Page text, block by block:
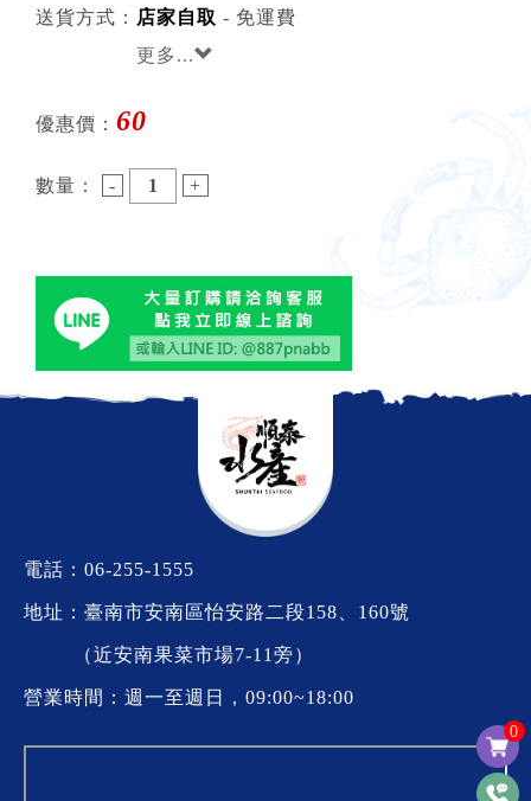
0
送貨方式： 店家自取 - 免運費
更多...
優惠價： 60
數量： - +
電話： 06-255-1555
地址：臺南市安南區怡安路二段158、160號
（近安南果菜市場7-11旁）
營業時間：週一至週日，09:00~18:00